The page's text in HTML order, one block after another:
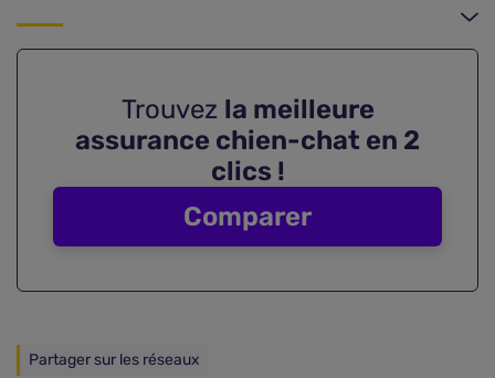
Trouvez la meilleure
assurance chien-chat en 2
clics !
Comparer
Partager sur les réseaux